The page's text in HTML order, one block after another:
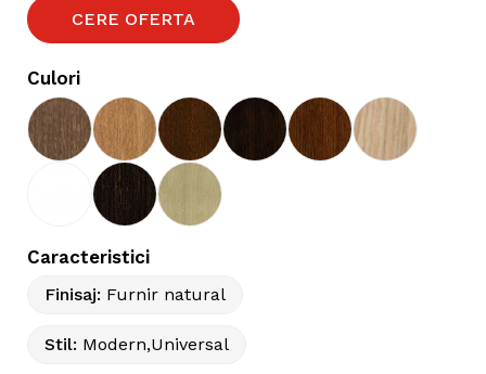
CERE OFERTA
Culori
Caracteristici
Finisaj: Furnir natural
Stil: Modern,Universal